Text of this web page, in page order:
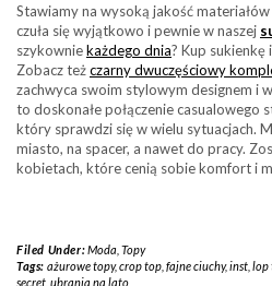
Stawiamy na wysoką jakość
czuła się wyjątkowo i pewnie w naszej
szykowniekażdego dnia? Kup sukienkę
Zobacz teżczarny dwuczęściowy
zachwyca swoim stylowym designem i
to doskonałe połączenie casualowego
który sprawdzi się w wielu sytuacjach.
miasto, na spacer, a nawet do pracy.
kobietach, które cenią sobie komfort i
Filed Under:Moda Topy
Tags: ażurowe topy,crop top, fajne ciuchy,inst, lop
secret ubrania na lato